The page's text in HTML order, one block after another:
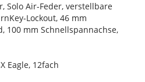
Solo Air-Feder, verstellbare
Lockout, 46 mm
100 mm Schnellspannachse,
Eagle, 12fach